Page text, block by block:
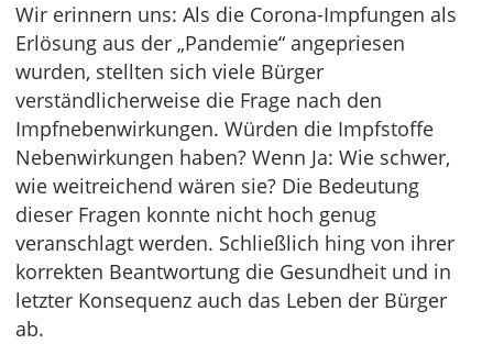
Wir erinnern uns: Als die Corona-Impfungen als
Erlösung aus der „Pandemie“ angepriesen
wurden, stellten sich viele Bürger
verständlicherweise die Frage nach den
Impfnebenwirkungen. Würden die Impfstoffe
Nebenwirkungen haben? Wenn Ja: Wie schwer,
wie weitreichend wären sie? Die Bedeutung
dieser Fragen konnte nicht hoch genug
veranschlagt werden. Schließlich hing von ihrer
korrekten Beantwortung die Gesundheit und in
letzter Konsequenz auch das Leben der Bürger
ab.